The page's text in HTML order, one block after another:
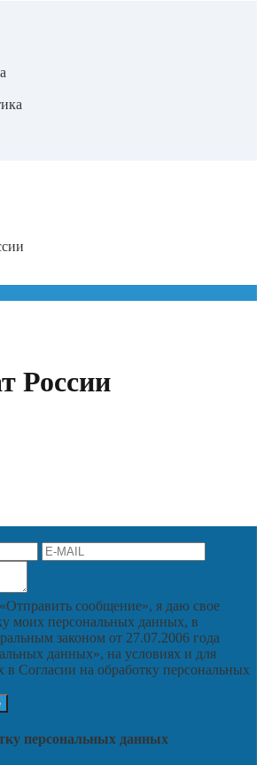
России
сообщение», я даю свое
моих персональных данных, в
законом от 27.07.2006 года
данных», на условиях и для
в Согласии на обработку персональных
персональных данных